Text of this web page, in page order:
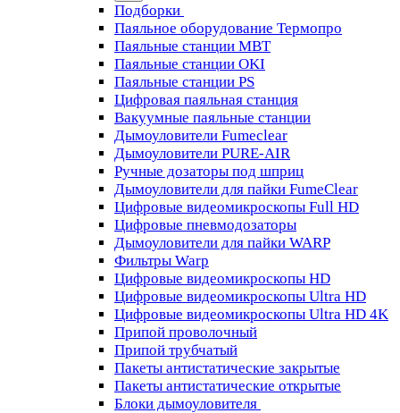
Подборки
Паяльное оборудование Термопро
Паяльные станции MBT
Паяльные станции OKI
Паяльные станции PS
Цифровая паяльная станция
Вакуумные паяльные станции
Дымоуловители Fumeclear
Дымоуловители PURE-AIR
Ручные дозаторы под шприц
Дымоуловители для пайки FumeClear
Цифровые видеомикроскопы Full HD
Цифровые пневмодозаторы
Дымоуловители для пайки WARP
Фильтры Warp
Цифровые видеомикроскопы HD
Цифровые видеомикроскопы Ultra HD
Цифровые видеомикроскопы Ultra HD 4K
Припой проволочный
Припой трубчатый
Пакеты антистатические закрытые
Пакеты антистатические открытые
Блоки дымоуловителя